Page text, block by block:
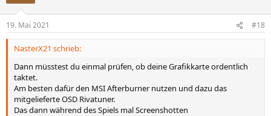
19. Mai 2021 #18
NasterX21 schrieb:
Dann müsstest du einmal prüfen, ob deine Grafikkarte ordentlich
taktet.
Am besten dafür den MSI Afterburner nutzen und dazu das
mitgelieferte OSD Rivatuner.
Das dann während des Spiels mal Screenshotten